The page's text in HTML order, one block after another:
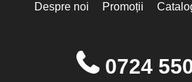
Despre noi Promoții
0724